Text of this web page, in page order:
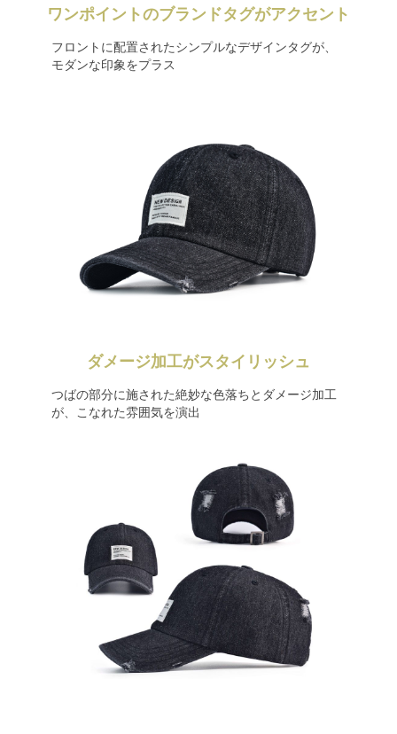
ワンポイントのブランドタグがアクセント
フロントに配置されたシンプルなデザインタグが、
モダンな印象をプラス
ダメージ加工がスタイリッシュ
つばの部分に施された絶妙な色落ちとダメージ加工
が、こなれた雰囲気を演出